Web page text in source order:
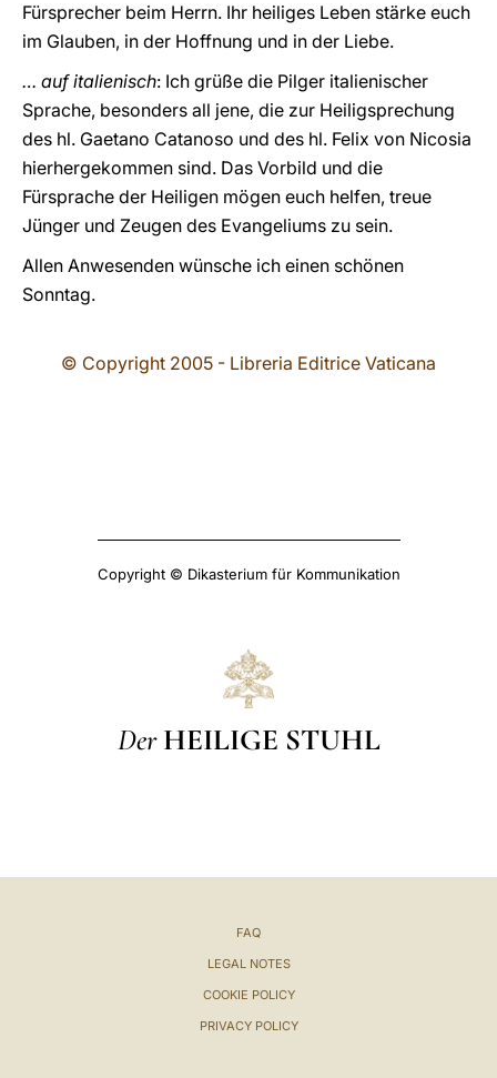
Fürsprecher beim Herrn. Ihr heiliges Leben stärke euch
im Glauben, in der Hoffnung und in der Liebe.
… auf italienisch: Ich grüße die Pilger italienischer
Sprache, besonders all jene, die zur Heiligsprechung
des hl. Gaetano Catanoso und des hl. Felix von Nicosia
hierhergekommen sind. Das Vorbild und die
Fürsprache der Heiligen mögen euch helfen, treue
Jünger und Zeugen des Evangeliums zu sein.
Allen Anwesenden wünsche ich einen schönen
Sonntag.
© Copyright 2005 - Libreria Editrice Vaticana
Copyright © Dikasterium für Kommunikation
Der HEILIGE STUHL
FAQ
LEGAL NOTES
COOKIE POLICY
PRIVACY POLICY